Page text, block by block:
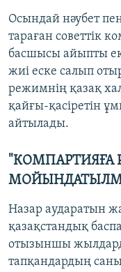
Осындай нәубет
тараған советтік
басшысы айыпты
жиі еске салып
режимнің қазақ
қайғы-қасіретін
айтылады.
"КОМПАРТИЯҒА
Назар аударатын
қазақстандық
отызыншы
тапқандардың